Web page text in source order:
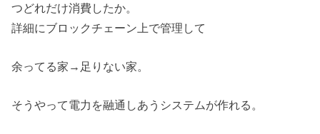
つどれだけ消費したか。
詳細にブロックチェーン上で管理して
余ってる家→足りない家。
そうやって電力を融通しあうシステムが作れる。